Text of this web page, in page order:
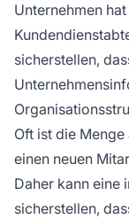
Unternehmen
sicherstellen,
Oft ist die
einen neuen
Daher kann eine
sicherstellen,